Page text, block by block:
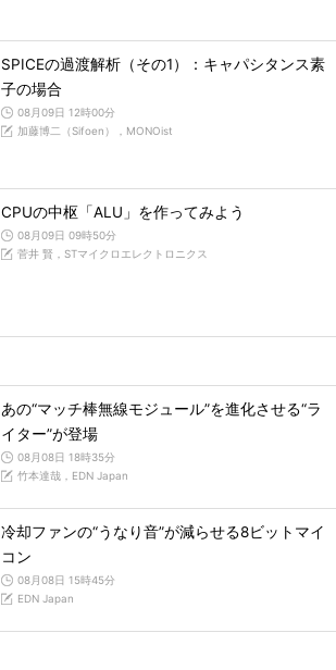
SPICEの過渡解析（その1）：キャパシタンス素
子の場合
08月09日 12時00分
加藤博二（Sifoen），MONOist
CPUの中枢「ALU」を作ってみよう
08月09日 09時50分
菅井 賢，STマイクロエレクトロニクス
あの“マッチ棒無線モジュール”を進化させる“ラ
イター”が登場
08月08日 18時35分
竹本達哉，EDN Japan
冷却ファンの“うなり音”が減らせる8ビットマイ
コン
08月08日 15時45分
EDN Japan